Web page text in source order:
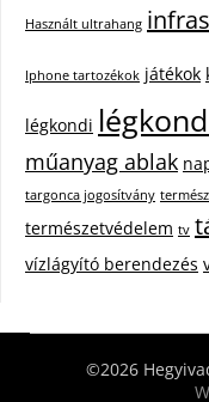
Használt ultrahang
Iphone tartozékok játékok
légkondi
műanyag ablak
targonca jogosítvány
természetvédelem tv
vízlágyító berendezés
©2026